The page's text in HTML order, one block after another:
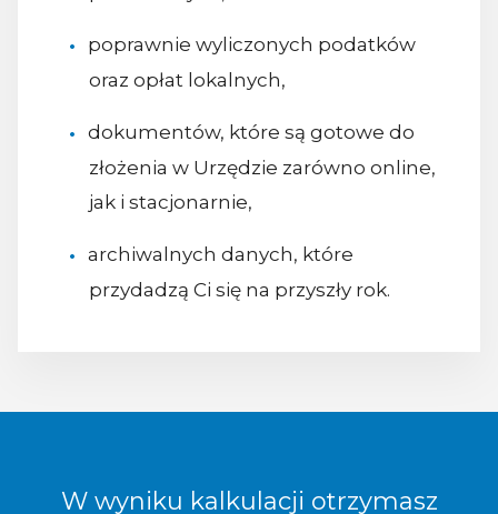
poprawnie wyliczonych podatków
oraz opłat lokalnych,
dokumentów, które są gotowe do
złożenia w Urzędzie zarówno online,
jak i stacjonarnie,
archiwalnych danych, które
przydadzą Ci się na przyszły rok.
W wyniku kalkulacji otrzymasz